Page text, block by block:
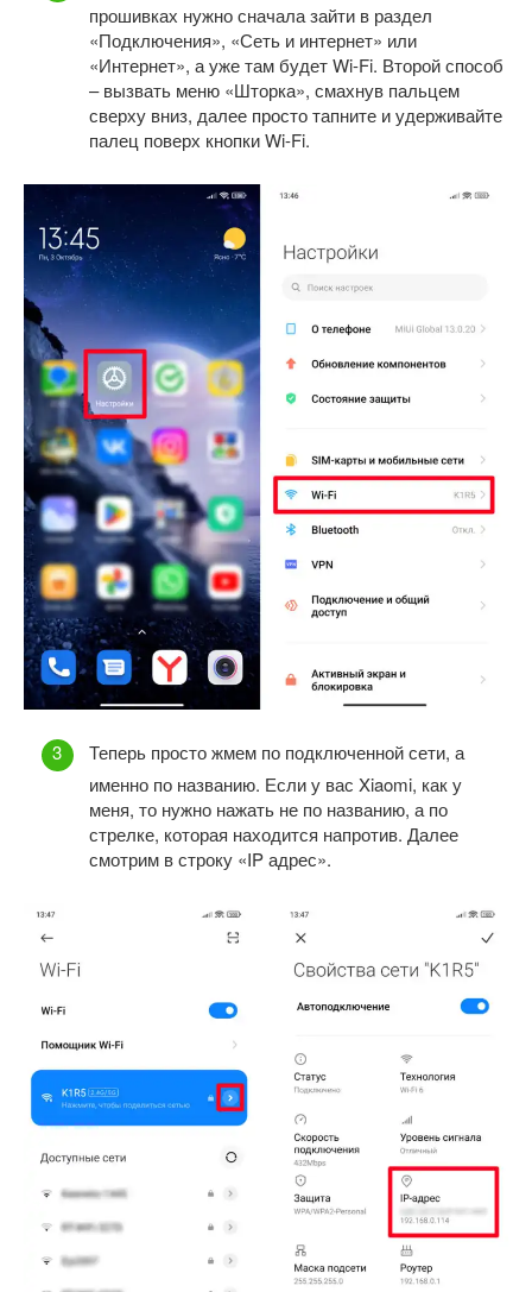
прошивках нужно сначала зайти в раздел
«Подключения», «Сеть и интернет» или
«Интернет», а уже там будет Wi-Fi. Второй способ
– вызвать меню «Шторка», смахнув пальцем
сверху вниз, далее просто тапните и удерживайте
палец поверх кнопки Wi-Fi.
Теперь просто жмем по подключенной сети, а
именно по названию. Если у вас Xiaomi, как у
меня, то нужно нажать не по названию, а по
стрелке, которая находится напротив. Далее
смотрим в строку «IP адрес».